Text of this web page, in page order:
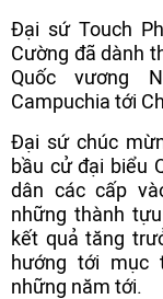
Đại sứ Touch
Cường đã dành
Quốc vương
Campuchia tới
Đại sứ chúc
bầu cử đại biểu
dân các cấp
những thành
kết quả tăng
hướng tới mục
những năm tới.